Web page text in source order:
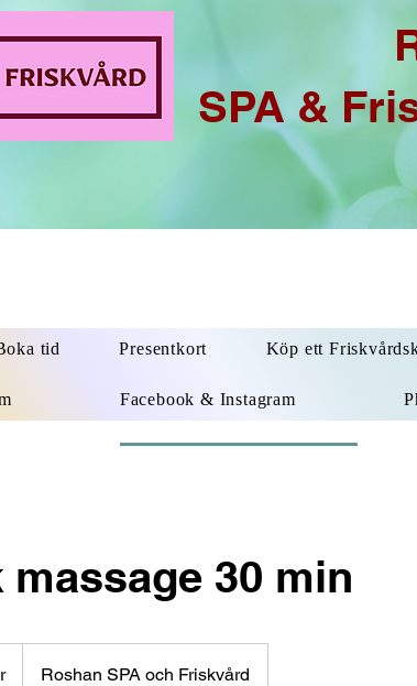
SPA &
tid Presentkort Köp ett
Facebook & Instagram
30 min
Roshan SPA och Friskvård